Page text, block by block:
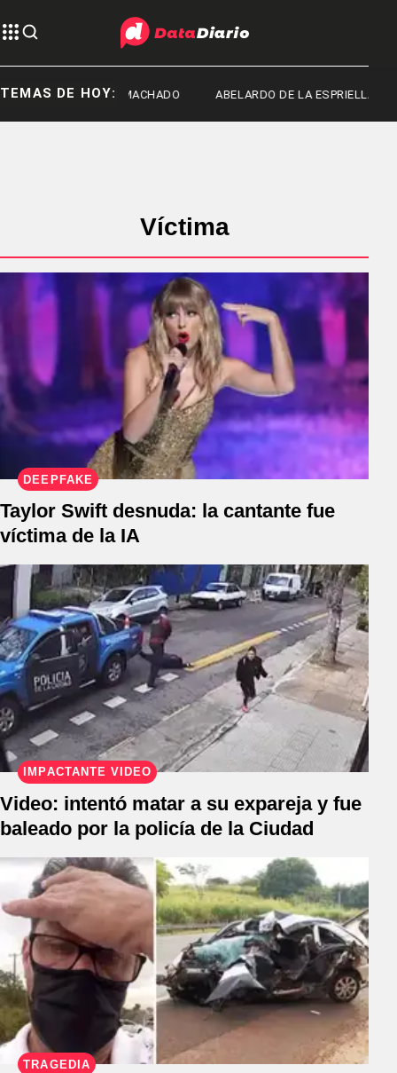
TEMAS DE HOY:
FRED MACHADO ABELARDO DE LA ESPRIELLA
Víctima
DEEPFAKE
Taylor Swift desnuda: la cantante fue
víctima de la IA
IMPACTANTE VIDEO
Video: intentó matar a su expareja y fue
baleado por la policía de la Ciudad
TRAGEDIA